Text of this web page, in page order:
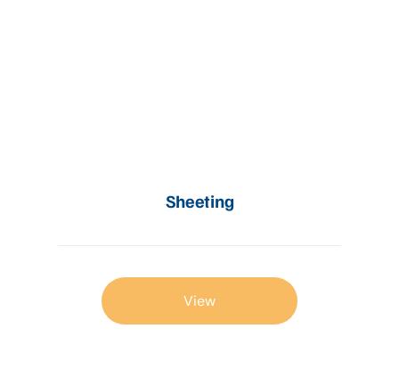
Sheeting
View